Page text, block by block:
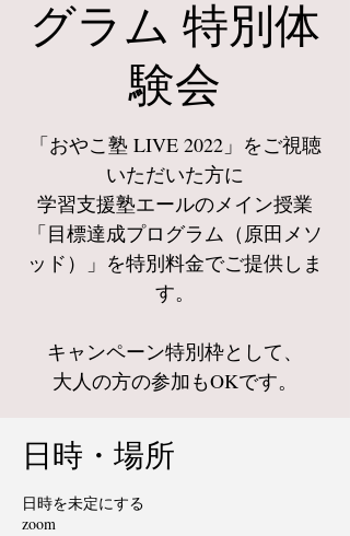
グラム 特別体
験会
「おやこ塾 LIVE 2022」をご視聴
いただいた方に
学習支援塾エールのメイン授業
「目標達成プログラム（原田メソ
ッド）」を特別料金でご提供しま
す。
キャンペーン特別枠として、
大人の方の参加もOKです。
日時・場所
日時を未定にする
zoom